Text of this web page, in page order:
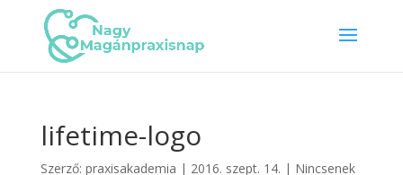
lifetime-logo
Szerző: praxisakademia | 2016. szept. 14. | Nincsenek